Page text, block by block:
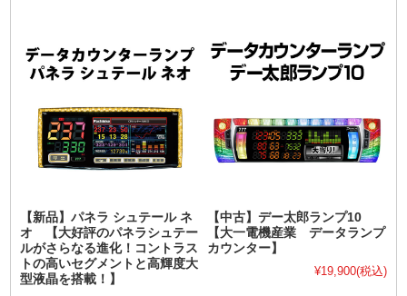
【新品】パネラ シュテール ネ
オ 【大好評のパネラシュテー
ルがさらなる進化！コントラス
トの高いセグメントと高輝度大
型液晶を搭載！】
【中古】デー太郎ランプ10
【大一電機産業 データランプ
カウンター】
¥19,900(税込)